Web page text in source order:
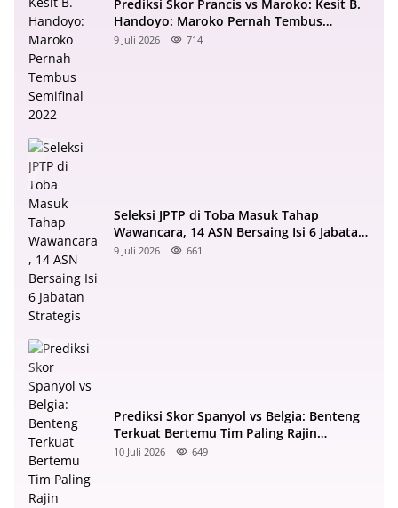
Prediksi Skor Prancis vs Maroko: Kesit B.
Handoyo: Maroko Pernah Tembus
Semifinal 2022
9 Juli 2026 714
Seleksi JPTP di Toba Masuk Tahap
Wawancara, 14 ASN Bersaing Isi 6 Jabatan
Strategis
9 Juli 2026 661
Prediksi Skor Spanyol vs Belgia: Benteng
Terkuat Bertemu Tim Paling Rajin
Menyerang
10 Juli 2026 649